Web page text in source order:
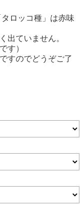
ロッコ種」は赤味
出ていません。
す）
すのでどうぞご了